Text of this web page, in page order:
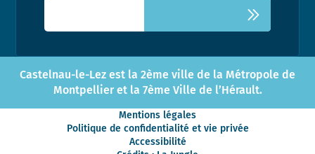
Castelnau-le-Lez est la 2ème ville de la Métropole de
Montpellier et la 7ème Ville de l’Hérault.
Mentions légales
Politique de confidentialité et vie privée
Accessibilité